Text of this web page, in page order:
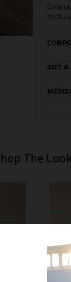
Cinto
100%
SIZE &
The Look